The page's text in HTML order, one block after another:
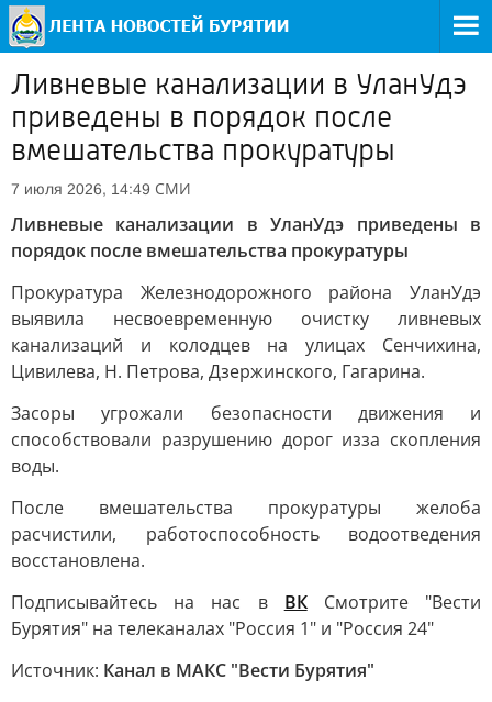
Ливневые канализации в УланУдэ
приведены в порядок после
вмешательства прокуратуры
7 июля 2026, 14:49 СМИ
Ливневые канализации в УланУдэ приведены в
порядок после вмешательства прокуратуры
Прокуратура Железнодорожного района УланУдэ
выявила несвоевременную очистку ливневых
канализаций и колодцев на улицах Сенчихина,
Цивилева, Н. Петрова, Дзержинского, Гагарина.
Засоры угрожали безопасности движения и
способствовали разрушению дорог изза скопления
воды.
После вмешательства прокуратуры желоба
расчистили, работоспособность водоотведения
восстановлена.
Подписывайтесь на нас в ВКСмотрите "Вести
Бурятия" на телеканалах "Россия 1" и "Россия 24"
Источник: Канал в МАКС "Вести Бурятия"